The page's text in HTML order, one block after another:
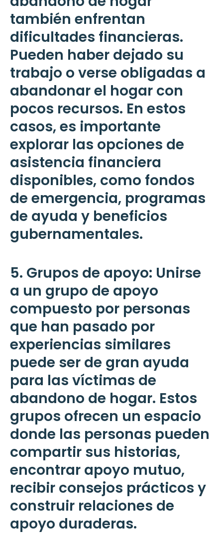
también enfrentan
dificultades financieras.
Pueden haber dejado su
trabajo o verse obligadas a
abandonar el hogar con
pocos recursos. En estos
casos, es importante
explorar las opciones de
asistencia financiera
disponibles, como fondos
de emergencia, programas
de ayuda y beneficios
gubernamentales.
5. Grupos de apoyo: Unirse
a un grupo de apoyo
compuesto por personas
que han pasado por
experiencias similares
puede ser de gran ayuda
para las víctimas de
abandono de hogar. Estos
grupos ofrecen un espacio
donde las personas pueden
compartir sus historias,
encontrar apoyo mutuo,
recibir consejos prácticos y
construir relaciones de
apoyo duraderas.